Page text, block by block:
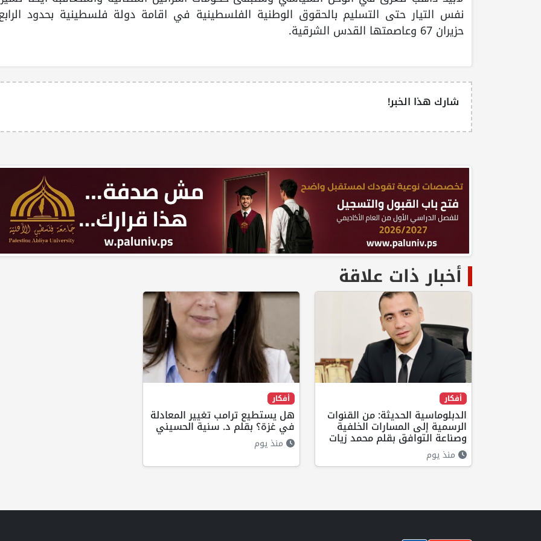
نفس التيار حتى التسليم بالحقوق الوطنية الفلسطينية في اقامة دولة فلسطينية بحدود
حزيران 67 وعاصمتها القدس الشرقية.
شارك هذا الخبر!
أخبار ذات علاقة
أفكار
الدبلوماسية الحديثة: من القنوات
الرسمية إلى المسارات الخلفية
وصناعة التوافق بقلم محمد زيات
منذ يوم
أفكار
هل يستطيع ترامب تغيير المعادلة
في غزة؟ بقلم د. سنية الحسيني
منذ يوم